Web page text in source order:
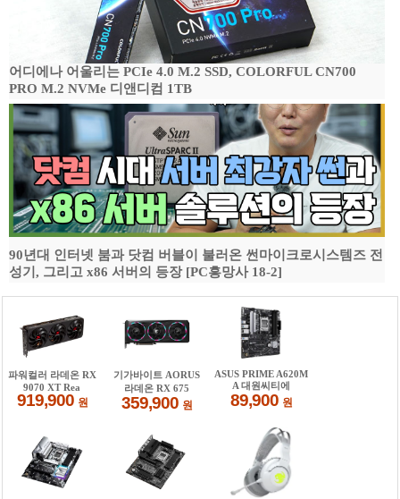
어디에나 어울리는 PCIe 4.0 M.2 SSD, COLORFUL CN700
PRO M.2 NVMe 디앤디컴 1TB
90년대 인터넷 붐과 닷컴 버블이 불러온 썬마이크로시스템즈 전
성기, 그리고 x86 서버의 등장 [PC흥망사 18-2]